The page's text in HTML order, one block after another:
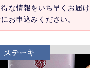
得な情報をいち早くお届
お申込みください。